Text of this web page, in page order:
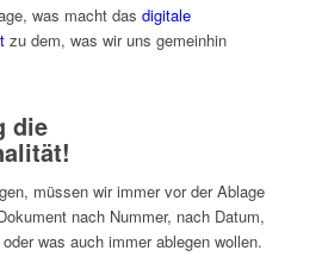
was macht das digitale
zu dem, was wir uns gemeinhin
die
müssen wir immer vor der Ablage
nach Nummer, nach Datum,
was auch immer ablegen wollen.